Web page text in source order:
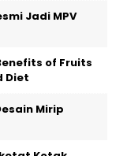
Jadi MPV
of Fruits
Diet
Mirip